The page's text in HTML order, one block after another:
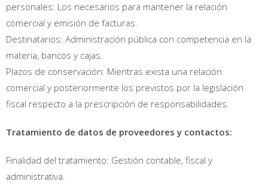
personales: Los necesarios para mantener la relación
comercial y emisión de facturas.
Destinatarios: Administración pública con competencia en la
materia, bancos y cajas.
Plazos de conservación: Mientras exista una relación
comercial y posteriormente los previstos por la legislación
fiscal respecto a la prescripción de responsabilidades.
Tratamiento de datos de proveedores y contactos:
Finalidad del tratamiento: Gestión contable, fiscal y
administrativa.